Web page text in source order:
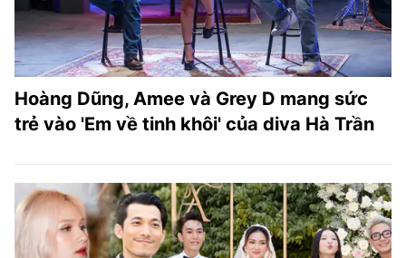
Hoàng Dũng, Amee và Grey D mang sức
trẻ vào 'Em về tinh khôi' của diva Hà Trần